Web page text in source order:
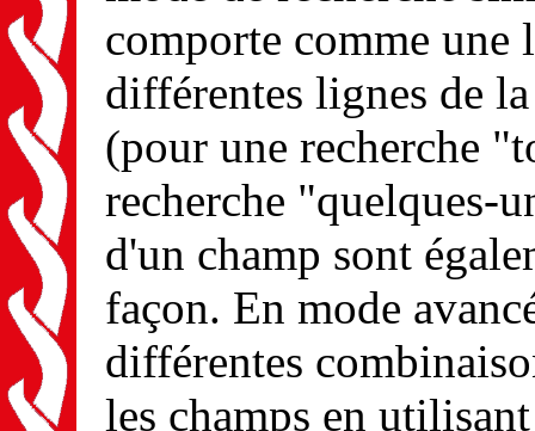
comporte comme une
différentes lignes de
(pour une recherche
recherche "quelques-
d'un champ sont
façon. En mode
différentes
les champs en